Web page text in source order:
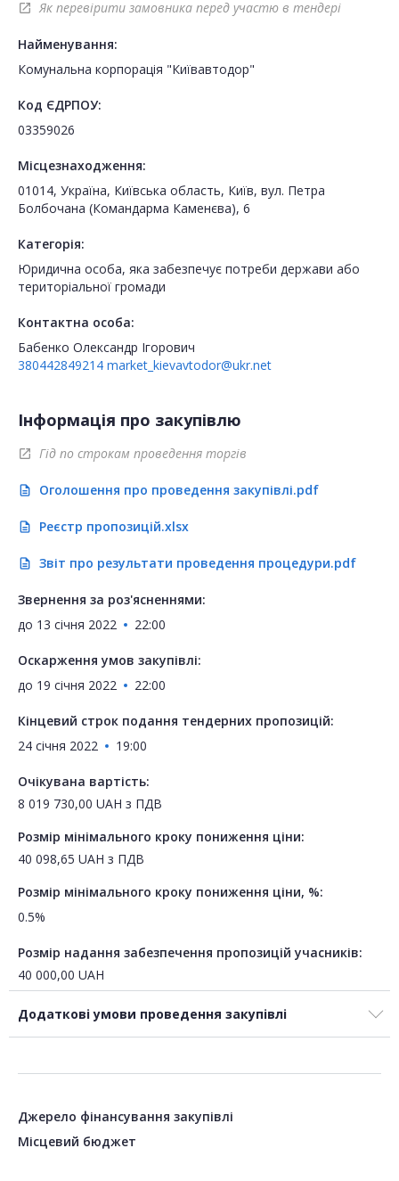
open_in_new Як перевірити замовника перед участю в тендері
Найменування:
Комунальна корпорація "Київавтодор"
Код ЄДРПОУ:
03359026
Місцезнаходження:
01014, Україна, Київська область, Київ, вул. Петра
Болбочана (Командарма Каменєва), 6
Категорія:
Юридична особа, яка забезпечує потреби держави або
територіальної громади
Контактна особа:
Бабенко Олександр Ігорович
380442849214 market_kievavtodor@ukr.net
Інформація про закупівлю
open_in_new Гід по строкам проведення торгів
description Оголошення про проведення закупівлі.pdf
description Реєстр пропозицій.xlsx
description Звіт про результати проведення процедури.pdf
Звернення за роз'ясненнями:
до 13 січня 2022 22:00
Оскарження умов закупівлі:
до 19 січня 2022 22:00
Кінцевий строк подання тендерних пропозицій:
24 січня 2022
19:00
Очікувана вартість:
8 019 730,00 UAH з ПДВ
Розмір мінімального кроку пониження ціни:
40 098,65 UAH з ПДВ
Розмір мінімального кроку пониження ціни, %:
0.5%
Розмір надання забезпечення пропозицій учасників:
40 000,00 UAH
Додаткові умови проведення закупівлі
Джерело фінансування закупівлі
Місцевий бюджет